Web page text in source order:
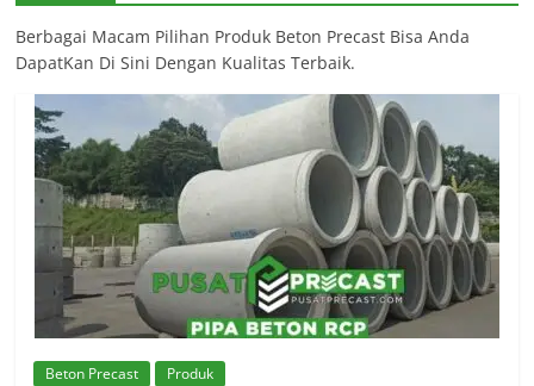
Berbagai Macam Pilihan Produk Beton Precast Bisa Anda
DapatKan Di Sini Dengan Kualitas Terbaik.
Beton Precast Produk